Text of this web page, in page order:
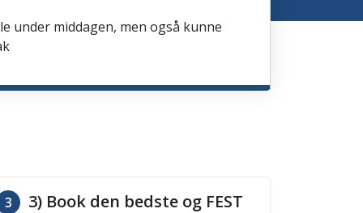
under middagen, men også kunne
3 3) Book den bedste og FEST